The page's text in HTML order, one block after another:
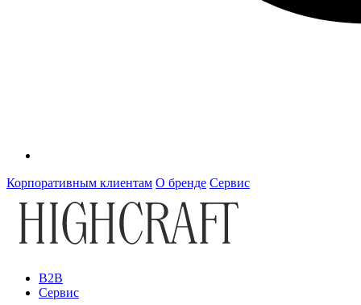
Корпоративным клиентам О бренде Сервис
B2B
Сервис